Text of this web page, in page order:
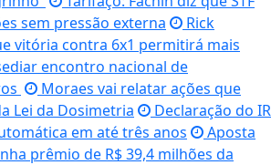
sem pressão externa
Rick
vitória contra 6x1 permitirá mais
encontro nacional de
Moraes vai relatar ações que
Lei da Dosimetria
Declaração do IR
em até três anos
Aposta
prêmio de R$ 39,4 milhões da